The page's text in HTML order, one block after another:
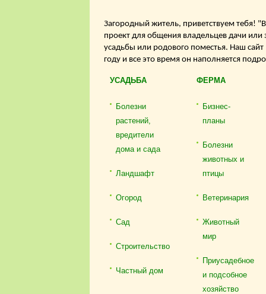
Загородный житель, приветствуем тебя!
проект для общения владельцев дачи или
усадьбы или родового поместья. Наш
году и все это время он наполняется
УСАДЬБА
Болезни
растений,
вредители
дома и сада
Ландшафт
Огород
Сад
Строительство
Частный дом
ФЕРМА
Бизнес-
планы
Болезни
животных и
птицы
Ветеринария
Животный
мир
Приусадебное
и подсобное
хозяйство